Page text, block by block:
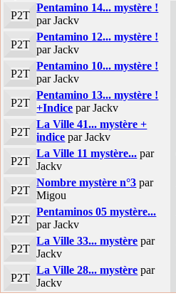
P2T
Pentamino 14... mystère !
par Jackv
P2T
Pentamino 12... mystère !
par Jackv
P2T
Pentamino 10... mystère !
par Jackv
P2T
Pentamino 13... mystère !
+Indice par Jackv
P2T
La Ville 41... mystère +
indice par Jackv
P2T
La Ville 11 mystère... par
Jackv
P2T
Nombre mystère n°3 par
Migou
P2T
Pentaminos 05 mystère...
par Jackv
P2T
La Ville 33... mystère par
Jackv
P2T
La Ville 28... mystère par
Jackv